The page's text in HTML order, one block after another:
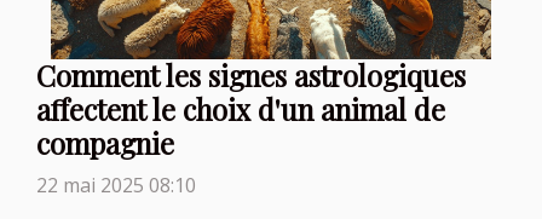
Comment les signes astrologiques
affectent le choix d'un animal de
compagnie
22 mai 2025 08:10